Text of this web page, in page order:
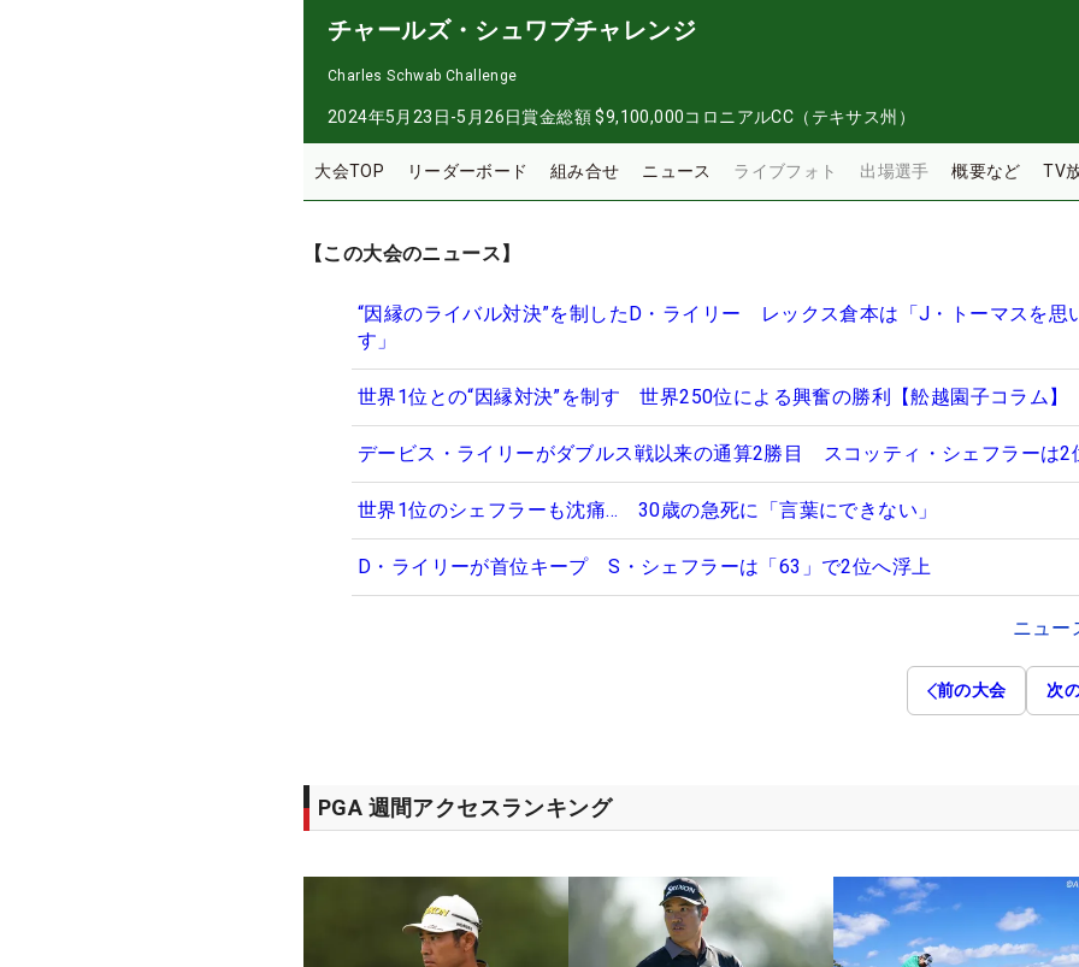
チャールズ・シュワブチャレンジ
Charles Schwab Challenge
2024年5月23日-5月26日賞金総額 $9,100,000コロニアルCC（テキサス州）
大会TOP リーダーボード 組み合せ ニュース ライブフォト 出場選手 概要など TV
【この大会のニュース】
“因縁のライバル対決”を制したD・ライリー レックス倉本は「J・トーマスを思
す」
世界1位との“因縁対決”を制す 世界250位による興奮の勝利【舩越園子コラム】
デービス・ライリーがダブルス戦以来の通算2勝目 スコッティ・シェフラーは2
世界1位のシェフラーも沈痛… 30歳の急死に「言葉にできない」
D・ライリーが首位キープ S・シェフラーは「63」で2位へ浮上
ニュー
前の大会 次
PGA 週間アクセスランキング